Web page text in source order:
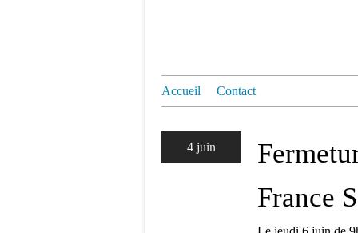
Accueil Contact
4 juin
France